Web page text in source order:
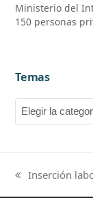
Ministerio del
150 personas
Temas
Temas
previous
Inserción